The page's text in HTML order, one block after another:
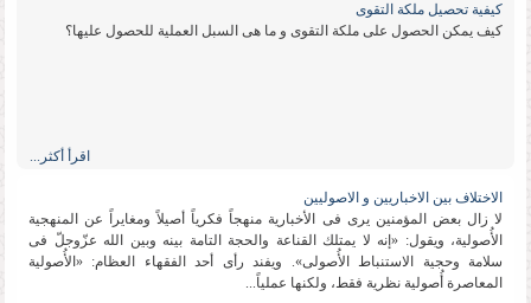
كیفیة تحصیل ملكة التقوى
كیف یمكن الحصول على ملكة التقوى و ما هی السبل العملیة للحصول علیها؟
اقرأ أكثر...
الاختلاف بین الاخباریین و الاصولیین
لا زال بعض المؤمنین یرى فی الأخباریة منهجاً فكریاً أصیلاً ومغایراً عن المنهجیة
الأُصولیة، ویقول: «إنه لا یمتلك القناعة والحجة التامة بینه وبین الله عزّوجلّ فی
سلامة وحجیة الاستنباط الأُصولی». ویفند رأی أحد الفقهاء العظام: «الأُصولیة
المعاصرة أُصولیة نظریة فقط، ولكنها عملیاً...